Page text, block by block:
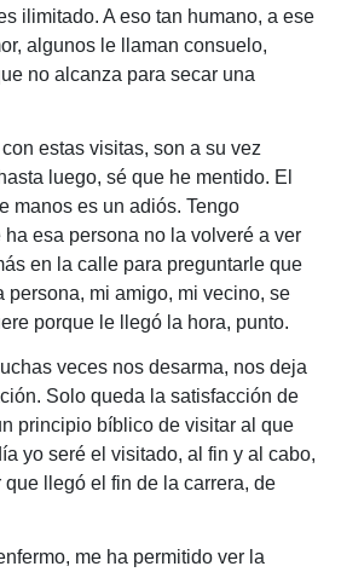
ilimitado. A eso tan humano, a ese
algunos le llaman consuelo,
no alcanza para secar una
estas visitas, son a su vez
luego, sé que he mentido. El
manos es un adiós. Tengo
esa persona no la volveré a ver
en la calle para preguntarle que
persona, mi amigo, mi vecino, se
porque le llegó la hora, punto.
veces nos desarma, nos deja
Solo queda la satisfacción de
principio bíblico de visitar al que
yo seré el visitado, al fin y al cabo,
llegó el fin de la carrera, de
me ha permitido ver la